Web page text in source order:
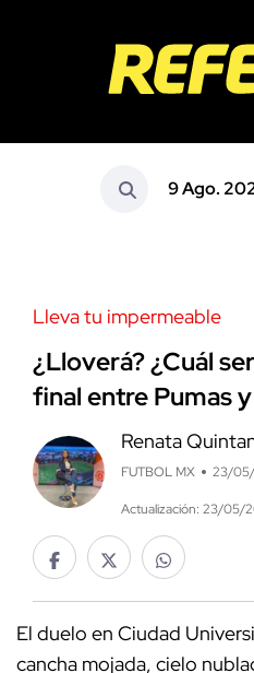
9 Ago.
Lleva tu impermeable
¿Lloverá? ¿Cuál
final entre Pumas
Renata
FUTBOL MX 23/05/
Actualización: 23/05/
El duelo en Ciudad
cancha mojada, cielo